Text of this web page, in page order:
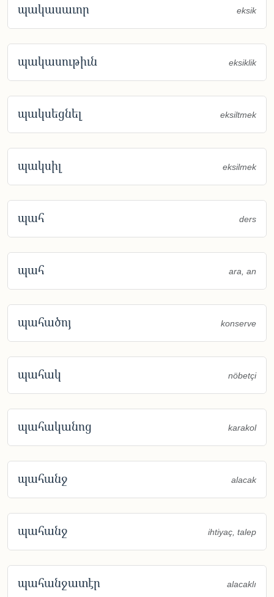
պակասաւոր eksik
պակասութիւն eksiklik
պակսեցնել eksiltmek
պակսիլ eksilmek
պահ ders
պահ ara, an
պահածոյ konserve
պահակ nöbetçi
պահականոց karakol
պահանջ alacak
պահանջ ihtiyaç, talep
պահանջատէր alacaklı